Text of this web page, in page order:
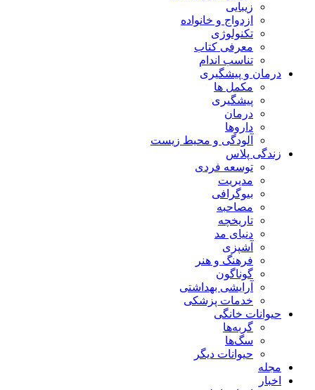
زیبایی
ازدواج و خانواده
تکنولوژی
معرفی کتاب
تناسب اندام
درمان و پیشگیری
مکمل ها
پیشگیری
درمان
داروها
آلودگی و محیط زیست
زندگی پلاس
توسعه فردی
مدیریت
بیوگرافی
مصاحبه
تاریخچه
دنیای مد
آشپزی
فرهنگ و هنر
گوناگون
آرایشی بهداشتی
خدمات پزشکی
حیوانات خانگی
گربه‌ها
سگ‌ها
حیوانات دیگر
مجله
اخبار